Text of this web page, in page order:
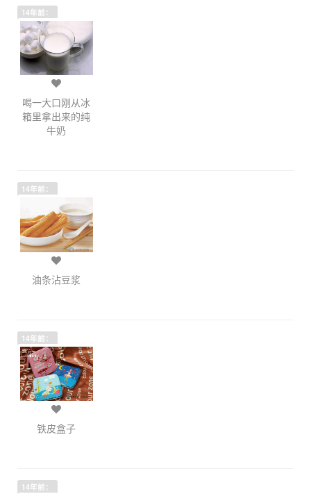
14年前：
喝一大口刚从冰
箱里拿出来的纯
牛奶
14年前：
油条沾豆浆
14年前：
铁皮盒子
14年前：